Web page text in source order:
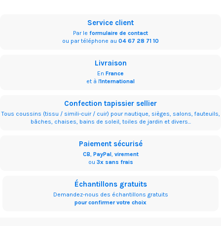
Service client
Par le formulaire de contact
ou par téléphone au 04 67 28 71 10
Livraison
En France
et à l'International
Confection tapissier sellier
Tous coussins (tissu / simili-cuir / cuir) pour nautique, sièges, salons, fauteuils,
bâches, chaises, bains de soleil, toiles de jardin et divers...
Paiement sécurisé
CB, PayPal, virement
ou 3x sans frais
Échantillons gratuits
Demandez-nous des échantillons gratuits
pour confirmer votre choix